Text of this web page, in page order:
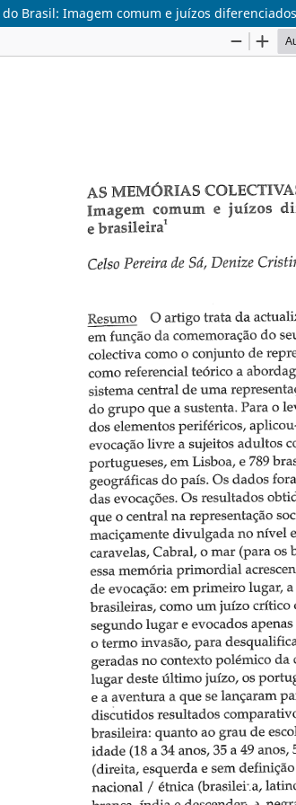
Brasil: Imagem comum e juízos